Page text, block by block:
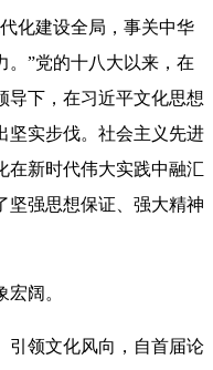
化建设全局，事关中华
。”党的十八大以来，在
导下，在习近平文化思想
坚实步伐。社会主义先进
在新时代伟大实践中融汇
坚强思想保证、强大精神
阔。
领文化风向，自首届论